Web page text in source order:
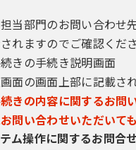
お答えできません。
請･届出等の手続を行う場
のデータに署名を付けて
場合，利用環境の準備，電
子証明書を厳重に管理する
口)に対して速やかに必要な
当部門のお問い合わせ
れますのでご確認くださ
きの手続き説明画面
面の画面上部に記載
きの内容に関するお問
問い合わせいただいて
ム操作に関するお問合せ